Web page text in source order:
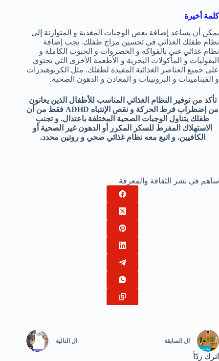
كلمة أخيرة
يمكن أن يساعد إضافة بعض الوجبات المغذية و المتوازنة إلى
نظام طفلك الغذائي في تحسين مزاج طفلك. يجب إضافة
نظام غذائي غني بالفواكه و الخضروات و الحبوب الكاملة و
البقوليات و المأكولات البحرية و الأطعمة الأخرى التي تحتوي
على جميع العناصر الغذائية المفيدة لطفلك. مثل الكربوهيدرات
و الفيتامينات و البروتينات و المعادن و الدهون الصحية.
تأكد من توفير النظام الغذائي المناسب للأطفال الذين يعانون
من إضطراب فرط الحركة و نقص الإنتباه ADHD فقط من أن
طفلك يتناول الوجبات الصحية المختلفة باعتدال. و تجنب
الاستهلاك المفرط للسكر المكرر أو الدهون غير الصحية أو
الكافيين. و اتبع معه نظام غذائي صحي و روتين محدد.
ساهم في نشر الثقافة والمعرفة
ال السابقة ال التالية
اترك ردّاً